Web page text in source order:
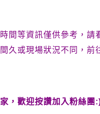
間等資訊僅供參考，請
久或現場狀況不同，前
，歡迎按讚加入粉絲團